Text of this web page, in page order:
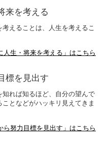
来を考える
えることは、人生を考えるこ
人生・将来を考える」はこちら
標を見出す
れば知るほど、自分の望んで
となどがハッキリ見えてきま
ら努力目標を見出す」はこちら